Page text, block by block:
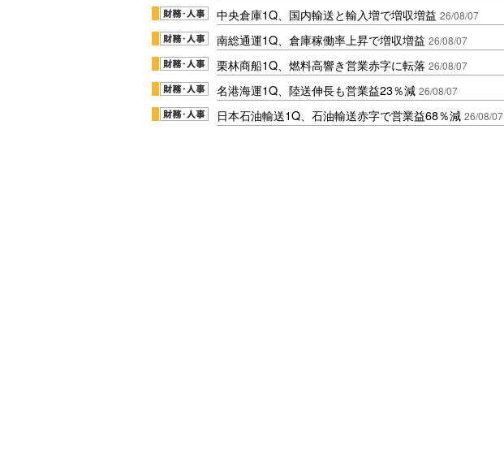
中央倉庫1Q、国内輸送と輸入増で増収増益 26/08/07
南総通運1Q、倉庫稼働率上昇で増収増益 26/08/07
栗林商船1Q、燃料高響き営業赤字に転落 26/08/07
名港海運1Q、陸送伸長も営業益23％減 26/08/07
日本石油輸送1Q、石油輸送赤字で営業益68％減 26/08/07